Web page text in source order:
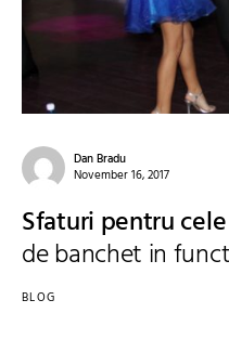
Dan Bradu
November 16, 2017
Sfaturi pentru
de banchet in
BLOG